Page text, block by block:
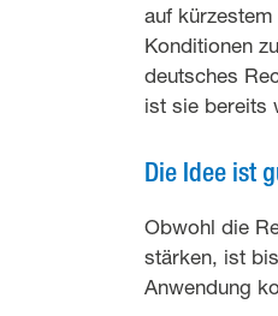
auf
Konditionen
deutsches
ist sie bereits
Die Idee ist
Obwohl die
stärken, ist
Anwendung